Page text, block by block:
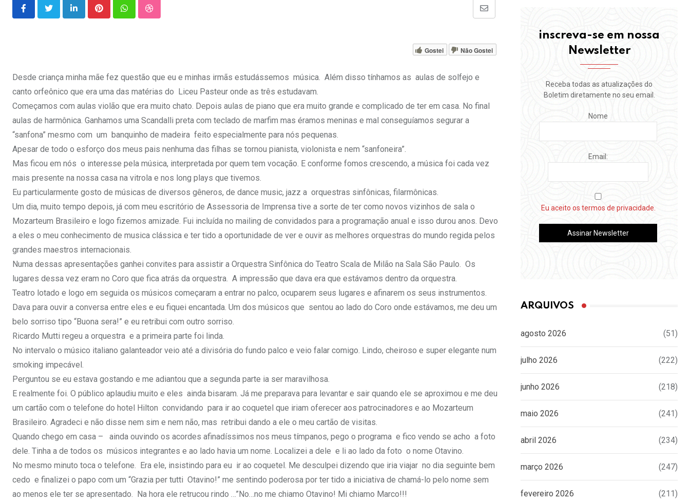
LinkedInPinterestWhatsappStumbleUpon
Share
Email
Gostei Não Gostei
Desde criança minha mãe fez questão que eu e minhas irmãs estudássemos música. Além disso tínhamos as aulas de solfejo e
canto orfeônico que era uma das matérias do Liceu Pasteur onde as três estudavam.
Começamos com aulas violão que era muito chato. Depois aulas de piano que era muito grande e complicado de ter em casa. No final
aulas de harmônica. Ganhamos uma Scandalli preta com teclado de marfim mas éramos meninas e mal conseguíamos segurar a
“sanfona” mesmo com um banquinho de madeira feito especialmente para nós pequenas.
Apesar de todo o esforço dos meus pais nenhuma das filhas se tornou pianista, violonista e nem “sanfoneira”.
Mas ficou em nós o interesse pela música, interpretada por quem tem vocação. E conforme fomos crescendo, a música foi cada vez
mais presente na nossa casa na vitrola e nos long plays que tivemos.
Eu particularmente gosto de músicas de diversos gêneros, de dance music, jazz a orquestras sinfônicas, filarmônicas.
Um dia, muito tempo depois, já com meu escritório de Assessoria de Imprensa tive a sorte de ter como novos vizinhos de sala o
Mozarteum Brasileiro e logo fizemos amizade. Fui incluída no mailing de convidados para a programação anual e isso durou anos. Devo
a eles o meu conhecimento de musica clássica e ter tido a oportunidade de ver e ouvir as melhores orquestras do mundo regida pelos
grandes maestros internacionais.
Numa dessas apresentações ganhei convites para assistir a Orquestra Sinfônica do Teatro Scala de Milão na Sala São Paulo. Os
lugares dessa vez eram no Coro que fica atrás da orquestra. A impressão que dava era que estávamos dentro da orquestra.
Teatro lotado e logo em seguida os músicos começaram a entrar no palco, ocuparem seus lugares e afinarem os seus instrumentos.
Dava para ouvir a conversa entre eles e eu fiquei encantada. Um dos músicos que sentou ao lado do Coro onde estávamos, me deu um
belo sorriso tipo “Buona sera!” e eu retribui com outro sorriso.
Ricardo Mutti regeu a orquestra e a primeira parte foi linda.
No intervalo o músico italiano galanteador veio até a divisória do fundo palco e veio falar comigo. Lindo, cheiroso e super elegante num
smoking impecável.
Perguntou se eu estava gostando e me adiantou que a segunda parte ia ser maravilhosa.
E realmente foi. O público aplaudiu muito e eles ainda bisaram. Já me preparava para levantar e sair quando ele se aproximou e me deu
um cartão com o telefone do hotel Hilton convidando para ir ao coquetel que iriam oferecer aos patrocinadores e ao Mozarteum
Brasileiro. Agradeci e não disse nem sim e nem não, mas retribui dando a ele o meu cartão de visitas.
Quando chego em casa – ainda ouvindo os acordes afinadíssimos nos meus tímpanos, pego o programa e fico vendo se acho a foto
dele. Tinha a de todos os músicos integrantes e ao lado havia um nome. Localizei a dele e li ao lado da foto o nome Otavino.
No mesmo minuto toca o telefone. Era ele, insistindo para eu ir ao coquetel. Me desculpei dizendo que iria viajar no dia seguinte bem
cedo e finalizei o papo com um “Grazia per tutti Otavino!” me sentindo poderosa por ter tido a iniciativa de chamá-lo pelo nome sem
ao menos ele ter se apresentado. Na hora ele retrucou rindo …”No…no me chiamo Otavino! Mi chiamo Marco!!!
inscreva-se em nossa
Newsletter
Receba todas as atualizações do
Boletim diretamente no seu email.
Nome
Email:
Eu aceito os termos de privacidade.
ARQUIVOS
agosto 2026 (51)
julho 2026 (222)
junho 2026 (218)
maio 2026 (241)
abril 2026 (234)
março 2026 (247)
fevereiro 2026 (211)